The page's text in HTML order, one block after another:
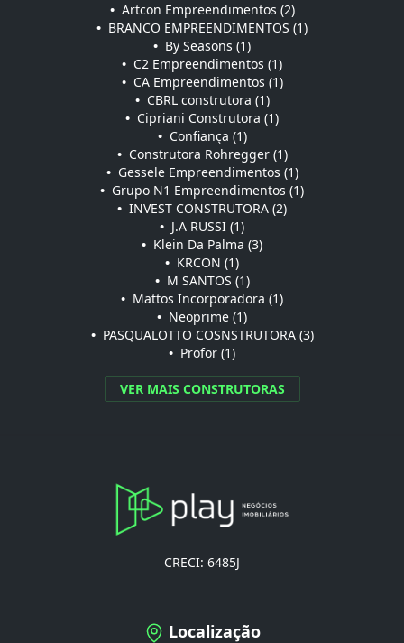
• Artcon Empreendimentos (2)
• BRANCO EMPREENDIMENTOS (1)
• By Seasons (1)
• C2 Empreendimentos (1)
• CA Empreendimentos (1)
• CBRL construtora (1)
• Cipriani Construtora (1)
• Confiança (1)
• Construtora Rohregger (1)
• Gessele Empreendimentos (1)
• Grupo N1 Empreendimentos (1)
• INVEST CONSTRUTORA (2)
• J.A RUSSI (1)
• Klein Da Palma (3)
• KRCON (1)
• M SANTOS (1)
• Mattos Incorporadora (1)
• Neoprime (1)
• PASQUALOTTO COSNSTRUTORA (3)
• Profor (1)
VER MAIS CONSTRUTORAS
CRECI: 6485J
Localização